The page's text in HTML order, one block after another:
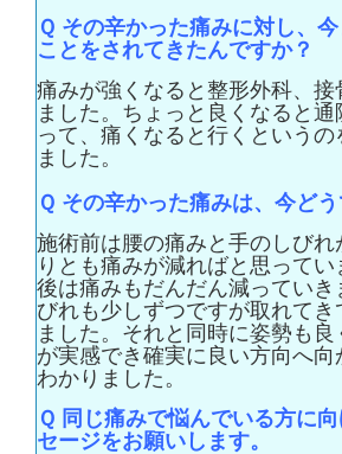
Ｑ その辛かった痛みに対し、
ことをされてきたんですか？
痛みが強くなると整形外科、接
ました。ちょっと良くなると通
って、痛くなると行くという
ました。
Ｑ その辛かった痛みは、今ど
施術前は腰の痛みと手のしびれ
りとも痛みが減ればと思って
後は痛みもだんだん減っていき
びれも少しずつですが取れてき
ました。それと同時に姿勢も
が実感でき確実に良い方向へ
わかりました。
Ｑ 同じ痛みで悩んでいる方に
セージをお願いします。